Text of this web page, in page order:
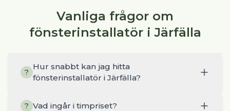
Vanliga frågor om
fönsterinstallatör i Järfälla
?
Hur snabbt kan jag hitta
fönsterinstallatör i Järfälla?
? Vad ingår i timpriset?